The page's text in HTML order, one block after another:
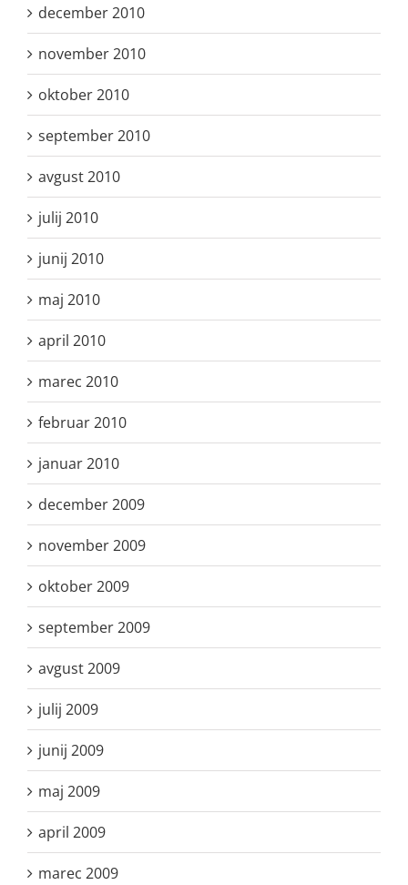
december 2010
november 2010
oktober 2010
september 2010
avgust 2010
julij 2010
junij 2010
maj 2010
april 2010
marec 2010
februar 2010
januar 2010
december 2009
november 2009
oktober 2009
september 2009
avgust 2009
julij 2009
junij 2009
maj 2009
april 2009
marec 2009